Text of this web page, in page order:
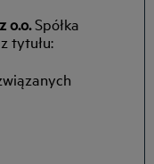
o.o.Spółka
tytułu: